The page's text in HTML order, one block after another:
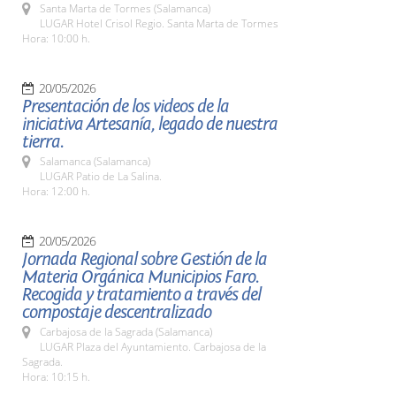
Santa Marta de Tormes (Salamanca)
LUGAR Hotel Crisol Regio. Santa Marta de Tormes
Hora: 10:00 h.
20/05/2026
Presentación de los videos de la
iniciativa Artesanía, legado de nuestra
tierra.
Salamanca (Salamanca)
LUGAR Patio de La Salina.
Hora: 12:00 h.
20/05/2026
Jornada Regional sobre Gestión de la
Materia Orgánica Municipios Faro.
Recogida y tratamiento a través del
compostaje descentralizado
Carbajosa de la Sagrada (Salamanca)
LUGAR Plaza del Ayuntamiento. Carbajosa de la
Sagrada.
Hora: 10:15 h.